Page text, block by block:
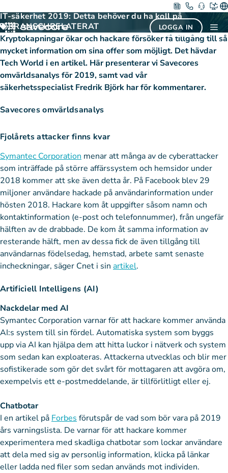
till
innehåll
LOGGA IN
IT-säkerhet 2019: Detta behöver du ha koll på
BRANSCHRELATERAT
Kryptokapningar ökar och hackare försöker få tillgång till så
mycket information om sina offer som möjligt. Det hävdar
Tech World i en artikel. Här presenterar vi Savecores
omvärldsanalys för 2019, samt vad vår
säkerhetsspecialist Fredrik Björk har för kommentarer.
Savecores omvärldsanalys
Fjolårets attacker finns kvar
Symantec Corporation menar att många av de cyberattacker
som inträffade på större affärssystem och hemsidor under
2018 kommer att ske även detta år. På Facebook blev 29
miljoner användare hackade på användarinformation under
hösten 2018. Hackare kom åt uppgifter såsom namn och
kontaktinformation (e-post och telefonnummer), från ungefär
hälften av de drabbade. De kom åt samma information av
resterande hälft, men av dessa fick de även tillgång till
användarnas födelsedag, hemstad, arbete samt senaste
incheckningar, säger Cnet i sin artikel.
Artificiell Intelligens (AI)
Nackdelar med AI
Symantec Corporation varnar för att hackare kommer använda
AI:s system till sin fördel. Automatiska system som byggs
upp via AI kan hjälpa dem att hitta luckor i nätverk och system
som sedan kan exploateras. Attackerna utvecklas och blir mer
sofistikerade som gör det svårt för mottagaren att avgöra om,
exempelvis ett e-postmeddelande, är tillförlitligt eller ej.
Chatbotar
I en artikel på Forbes förutspår de vad som bör vara på 2019
års varningslista. De varnar för att hackare kommer
experimentera med skadliga chatbotar som lockar användare
att dela med sig av personlig information, klicka på länkar
eller ladda ned filer som sedan används mot individen.